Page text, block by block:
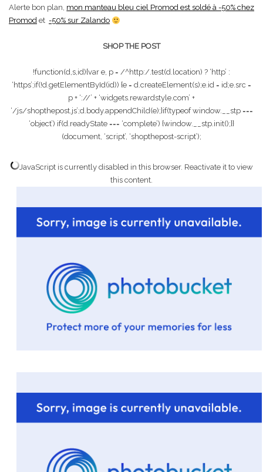
Alerte bon plan, mon manteau bleu ciel Promod est soldé à -50% chez
Promod et -50% sur Zalando
SHOP THE POST
!function(d,s,id){var e, p = /^http:/.test(d.location) ? ‘http’ :
‘https’;if(!d.getElementById(id)) {e = d.createElement(s);e.id = id;e.src =
p + ‘://’ + ‘widgets.rewardstyle.com’ +
‘/js/shopthepost.js’;d.body.appendChild(e);}if(typeof window.__stp ===
‘object’) if(d.readyState === ‘complete’) {window.__stp.init();}}
(document, ‘script’, ‘shopthepost-script’);
JavaScript is currently disabled in this browser. Reactivate it to view
this content.